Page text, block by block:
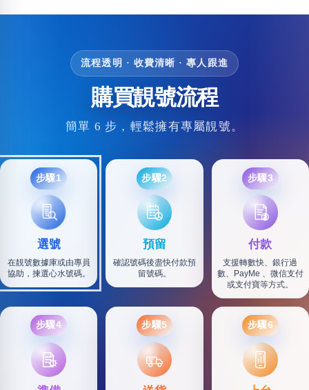
流程透明 · 收費清晰 · 專人跟進
購買靚號流程
簡單 6 步，輕鬆擁有專屬靚號。
步驟1
選號
在靚號數據庫或由專員
協助，揀選心水號碼。
步驟2
預留
確認號碼後盡快付款預
留號碼。
步驟3
付款
支援轉數快、銀行過
數、PayMe 、微信支付
或支付寶等方式。
步驟4 步驟5
SF
步驟6